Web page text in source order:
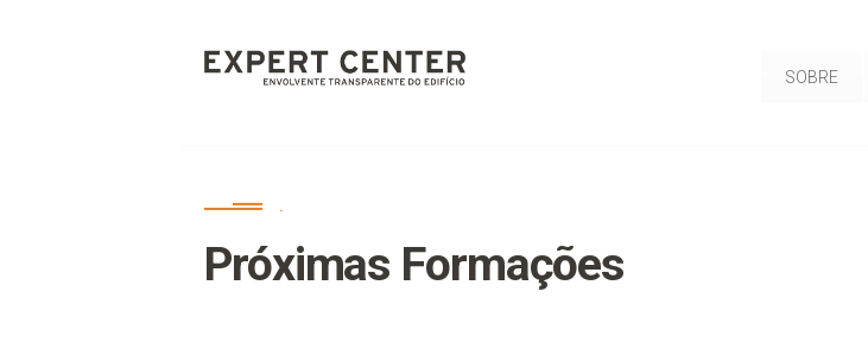
SOBRE
.
Próximas Formações